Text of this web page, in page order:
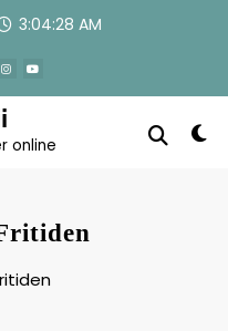
3:04:28 AM
online